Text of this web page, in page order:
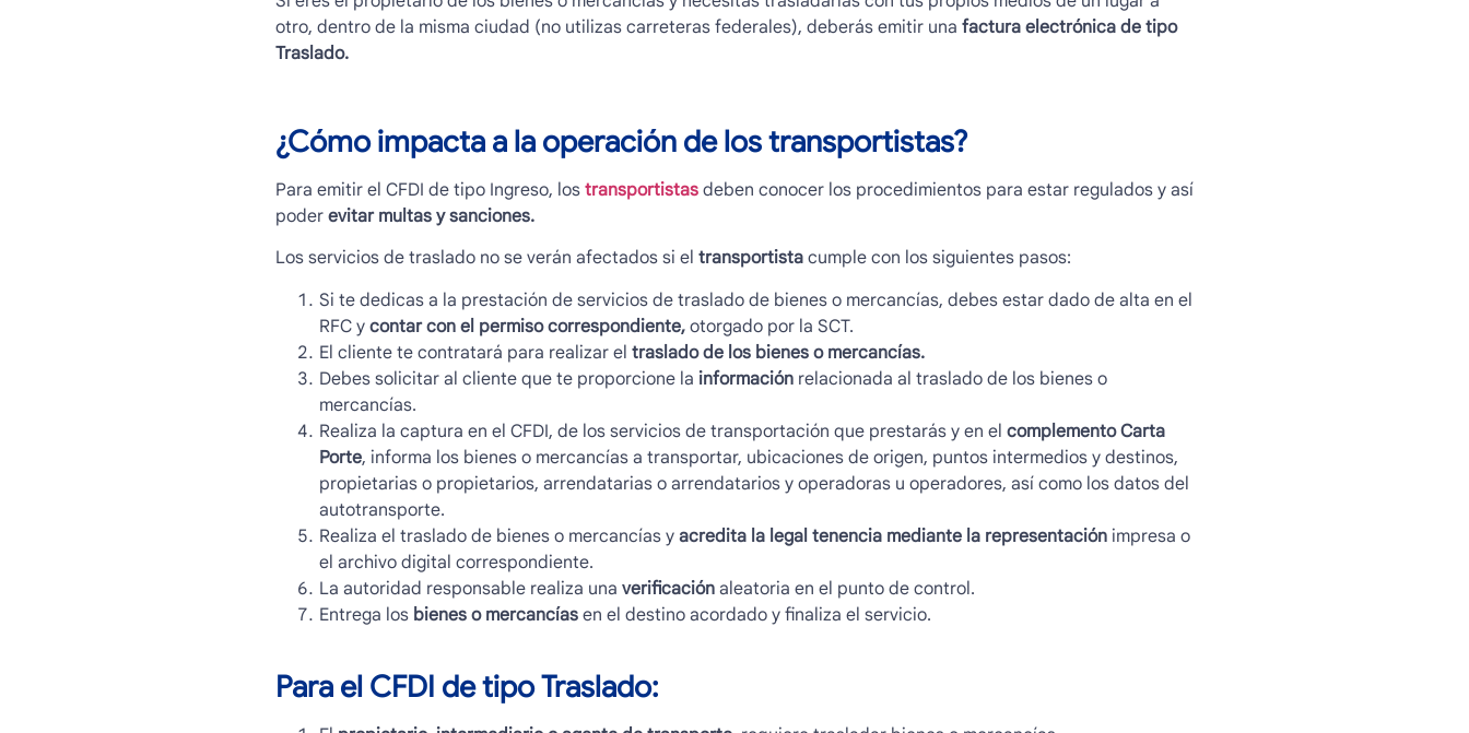
otro, dentro de la misma ciudad (no utilizas carreteras federales), deberás emitir una factura electrónica de tipo
Traslado.
¿Cómo impacta a la operación de los transportistas?
Para emitir el CFDI de tipo Ingreso, los transportistasdeben conocer los procedimientos para estar regulados y así
poder evitar multas y sanciones.
Los servicios de traslado no se verán afectados si el transportistacumple con los siguientes pasos:
Si te dedicas a la prestación de servicios de traslado de bienes o mercancías, debes estar dado de alta en el
RFC y contar con el permiso correspondiente,otorgado por la SCT.
El cliente te contratará para realizar el traslado de los bienes o mercancías.
Debes solicitar al cliente que te proporcione la informaciónrelacionada al traslado de los bienes o
mercancías.
Realiza la captura en el CFDI, de los servicios de transportación que prestarás y en el complemento Carta
Porte, informa los bienes o mercancías a transportar, ubicaciones de origen, puntos intermedios y destinos,
propietarias o propietarios, arrendatarias o arrendatarios y operadoras u operadores, así como los datos del
autotransporte.
Realiza el traslado de bienes o mercancías y acredita la legal tenencia mediante la representaciónimpresa o
el archivo digital correspondiente.
La autoridad responsable realiza una verificación aleatoria en el punto de control.
Entrega los bienes o mercancíasen el destino acordado y finaliza el servicio.
Para el CFDI de tipo Traslado: